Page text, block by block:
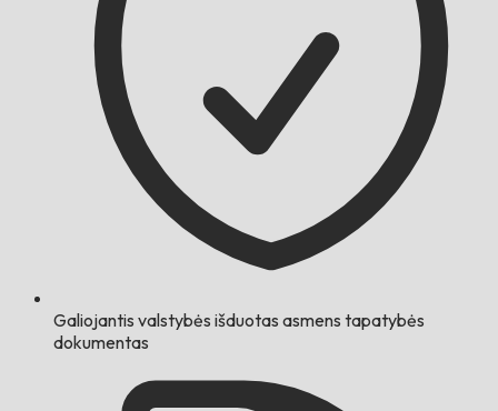
Galiojantis valstybės išduotas asmens tapatybės
dokumentas